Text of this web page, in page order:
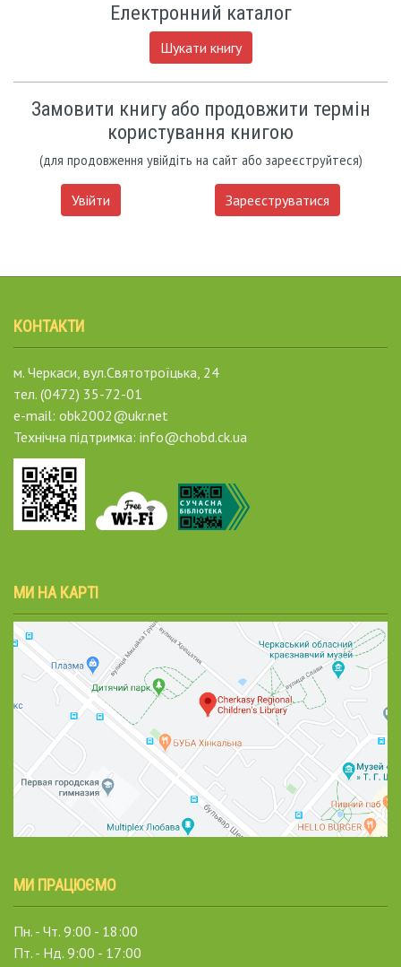
Електронний каталог
Шукати книгу
Замовити книгу або продовжити термін
користування книгою
(для продовження увійдіть на сайт або зареєструйтеся)
Увійти Зареєструватися
КОНТАКТИ
м. Черкаси, вул.Святотроїцька, 24
тел. (0472) 35-72-01
e-mail: obk2002@ukr.net
Технічна підтримка: info@chobd.ck.ua
МИ НА КАРТІ
МИ ПРАЦЮЄМО
Пн. - Чт. 9:00 - 18:00
Пт. - Нд. 9:00 - 17:00